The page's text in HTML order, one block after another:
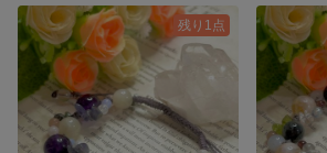
残り1点